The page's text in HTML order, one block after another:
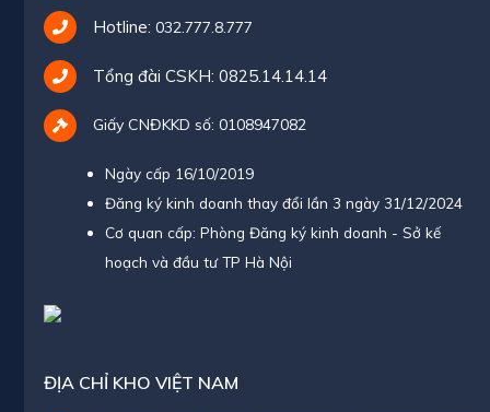
Hotline: 032.777.8.777
Tổng đài CSKH: 0825.14.14.14
Giấy CNĐKKD số: 0108947082
Ngày cấp 16/10/2019
Đăng ký kinh doanh thay đổi lần 3 ngày 31/12/2024
Cơ quan cấp: Phòng Đăng ký kinh doanh - Sở kế
hoạch và đầu tư TP Hà Nội
ĐỊA CHỈ KHO VIỆT NAM